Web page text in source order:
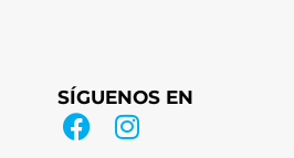
SÍGUENOS EN